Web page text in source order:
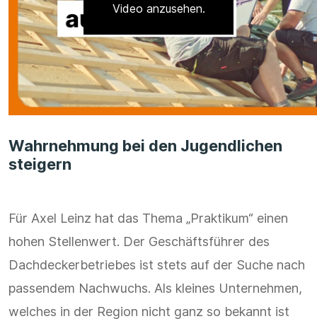
Video anzusehen.
Wahrnehmung bei den Jugendlichen
steigern
Für Axel Leinz hat das Thema „Praktikum“ einen
hohen Stellenwert. Der Geschäftsführer des
Dachdeckerbetriebes ist stets auf der Suche nach
passendem Nachwuchs. Als kleines Unternehmen,
welches in der Region nicht ganz so bekannt ist